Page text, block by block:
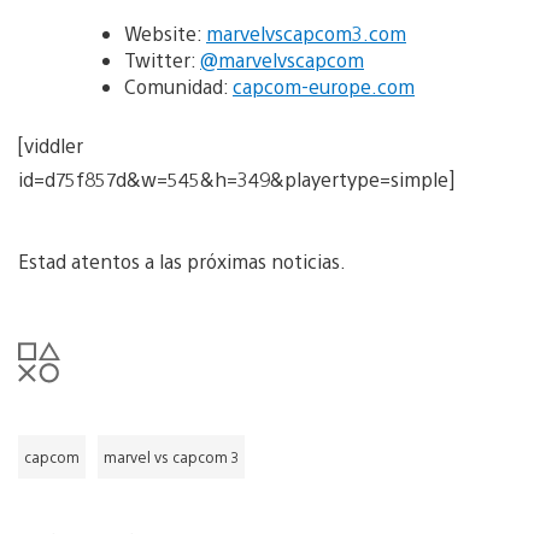
Website: marvelvscapcom3.com
Twitter: @marvelvscapcom
Comunidad: capcom-europe.com
[viddler
id=d75f857d&w=545&h=349&playertype=simple]
Estad atentos a las próximas noticias.
capcom marvel vs capcom 3